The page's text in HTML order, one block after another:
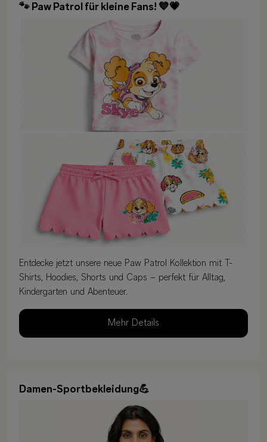
🐾 Paw Patrol für kleine Fans! 💙💗
Entdecke jetzt unsere neue Paw Patrol Kollektion mit T-
Shirts, Hoodies, Shorts und Caps – perfekt für Alltag,
Kindergarten und Abenteuer.
Mehr Details
Damen-Sportbekleidung💪